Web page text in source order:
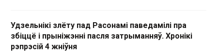
Удзельнікі злёту пад Расонамі паведамілі пра
збіццё і прыніжэнні пасля затрыманняў. Хронікі
рэпрэсій 4 жніўня